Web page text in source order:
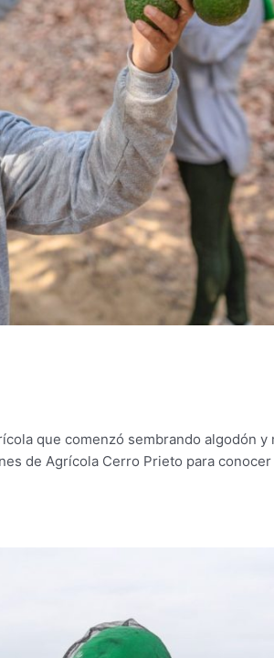
que comenzó sembrando algodón y
de Agrícola Cerro Prieto para